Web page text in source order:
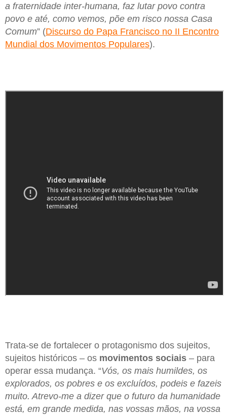
a fraternidade inter-humana, faz lutar povo contra
povo e até, como vemos, põe em risco nossa Casa
Comum” (Discurso do Papa Francisco no II Encontro
Mundial dos Movimentos Populares).
Trata-se de fortalecer o protagonismo dos sujeitos,
sujeitos históricos – os movimentos sociais – para
operar essa mudança. “Vós, os mais humildes, os
explorados, os pobres e os excluídos, podeis e fazeis
muito. Atrevo-me a dizer que o futuro da humanidade
está, em grande medida, nas vossas mãos, na vossa